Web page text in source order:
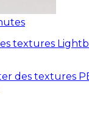
textures
des textures